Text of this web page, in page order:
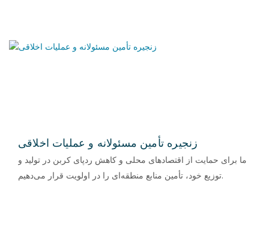
زنجیره تأمین مسئولانه و عملیات اخلاقی
ما برای حمایت از اقتصادهای محلی و کاهش ردپای کربن در تولید و
توزیع خود، تأمین منابع منطقه‌ای را در اولویت قرار می‌دهیم.